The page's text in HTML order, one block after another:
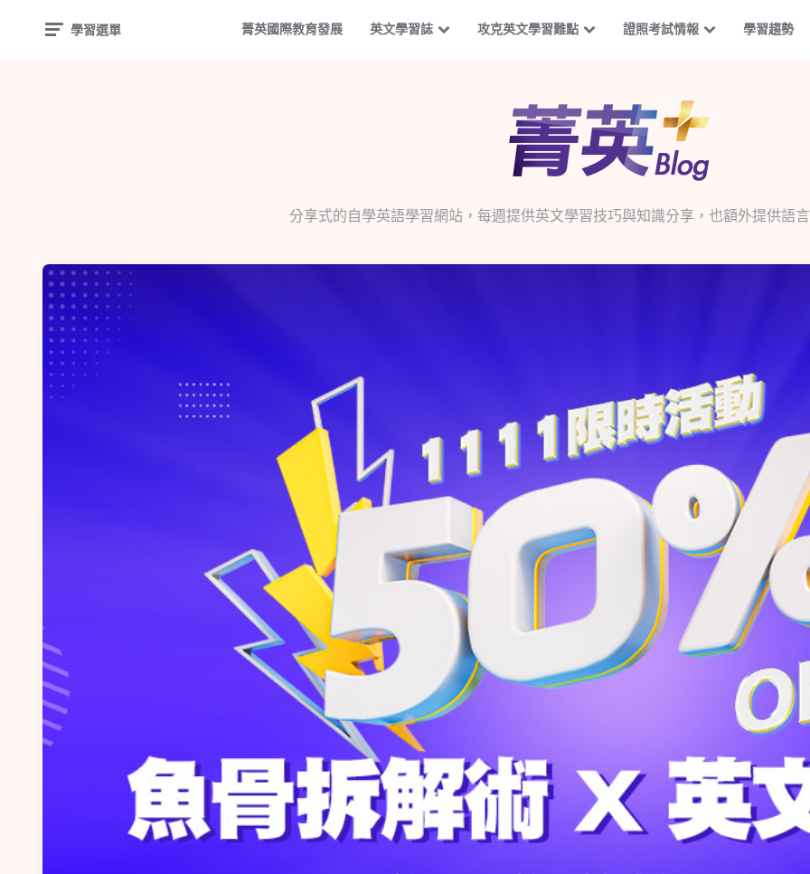
學習選單 菁英國際教育發展 英文學習誌 攻克英文學習難點 證照考試情報 學習趨勢
分享式的自學英語學習網站，每週提供英文學習技巧與知識分享，也額外提供語